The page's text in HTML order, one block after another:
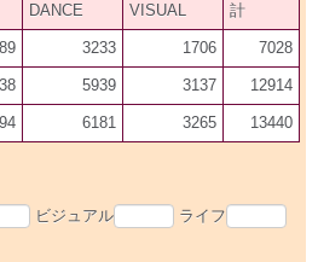
DANCE VISUAL 計
3233 1706 7028
5939 3137 12914
6181 3265 13440
ビジュアル ライフ